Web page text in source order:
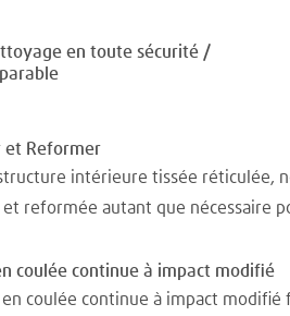
en toute sécurité /
et Reformer
structure intérieure tissée réticulée,
reformée autant que nécessaire
coulée continue à impact modifié
en coulée continue à impact